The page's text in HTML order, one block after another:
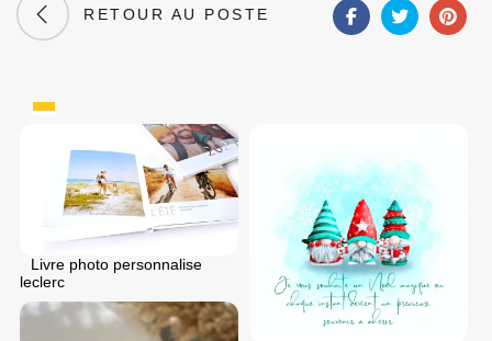
RETOUR AU POSTE
Livre photo personnalise
leclerc